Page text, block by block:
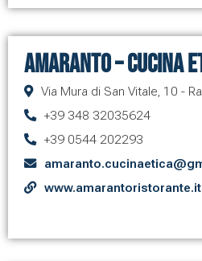
Amaranto – Cucina
Via Mura di San Vitale, 10 -
+39 348 32035624
+39 0544 202293
www.amarantoristorante.it